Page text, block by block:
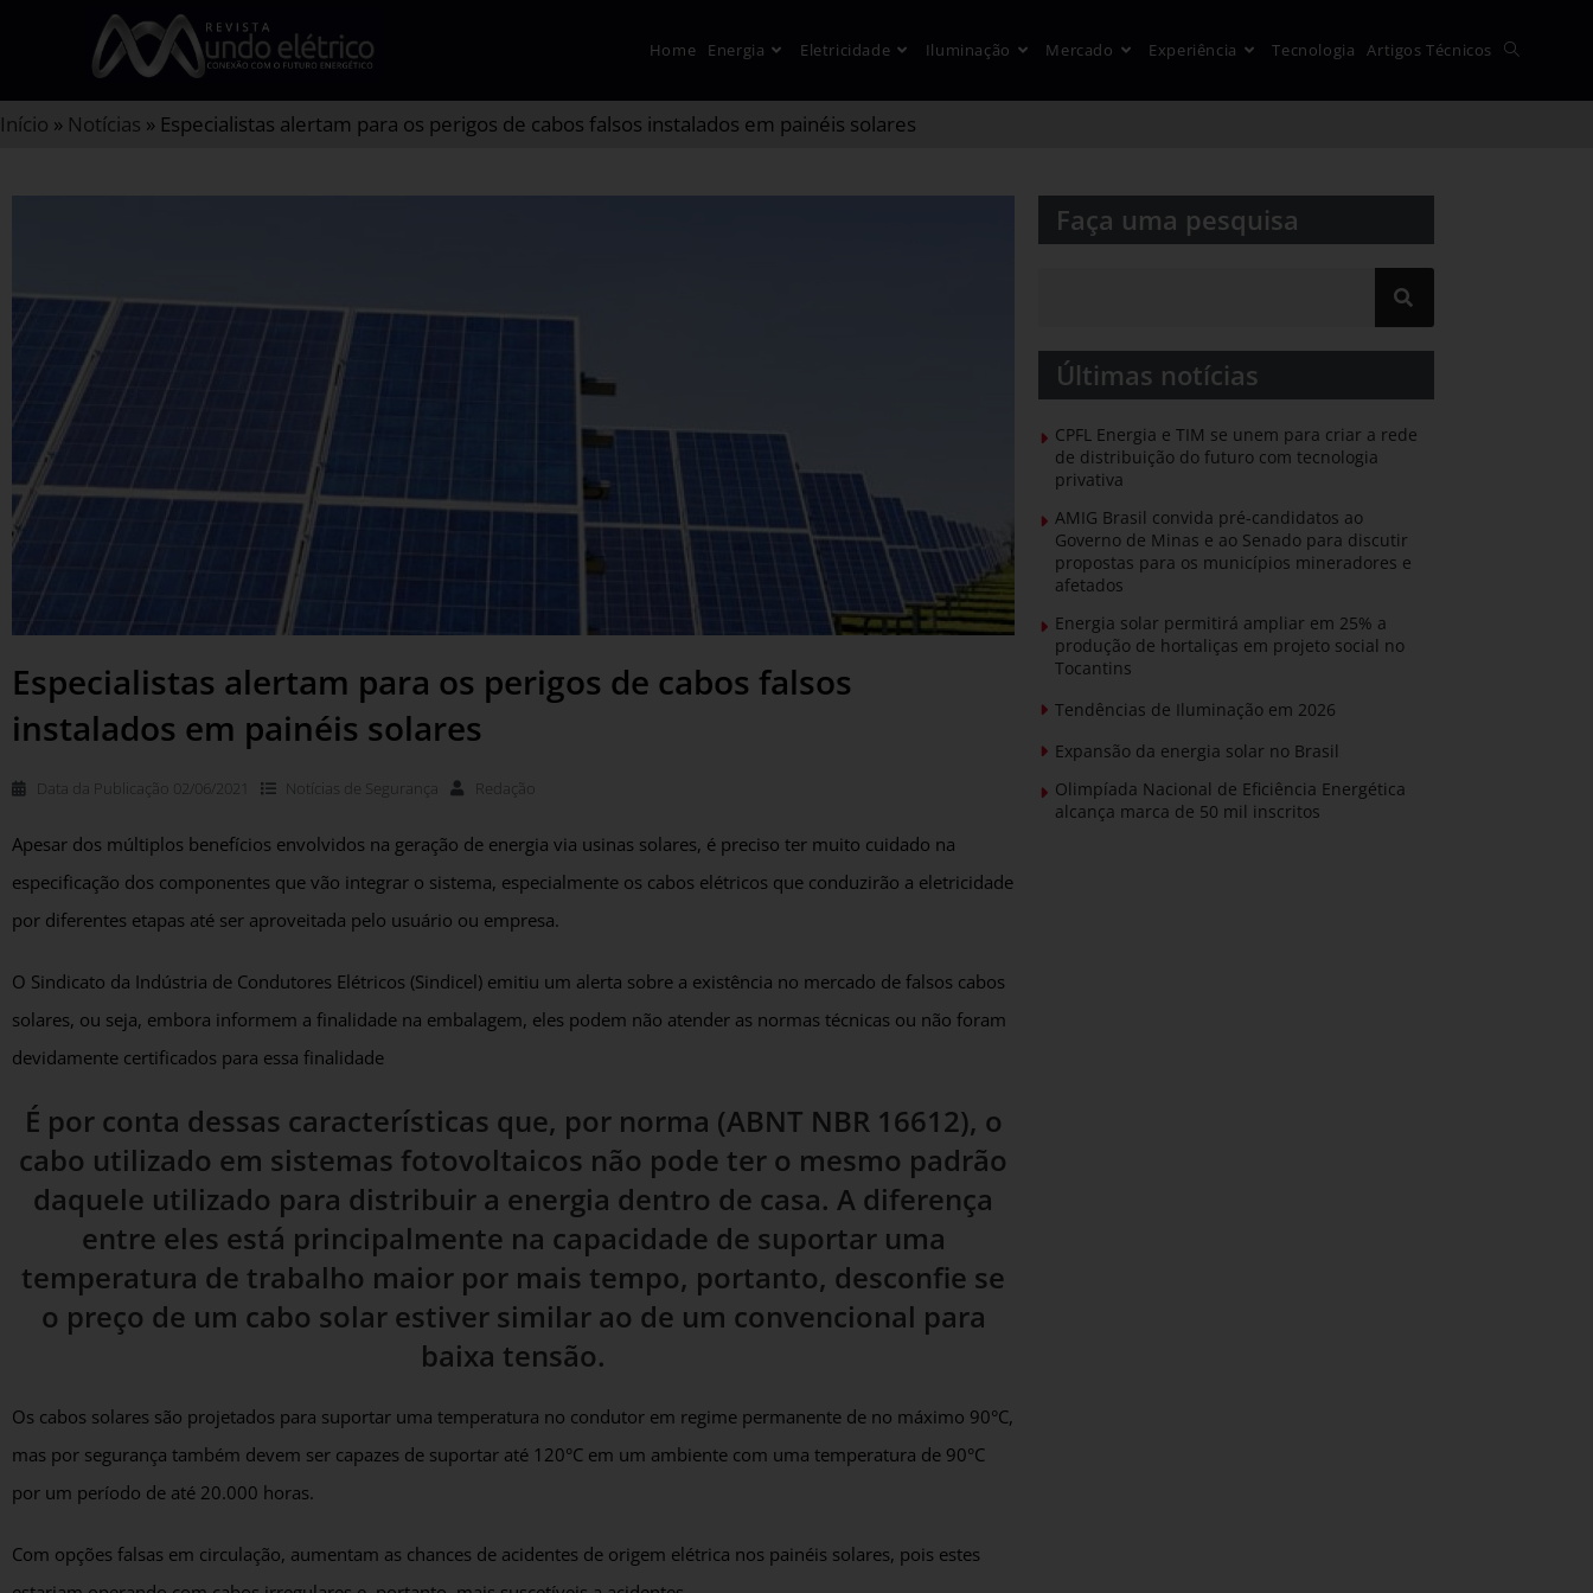
Home Energia Eletricidade Iluminação Mercado Experiência Tecnologia Artigos Técnicos
Início » Notícias » Especialistas alertam para os perigos de cabos falsos instalados em painéis solares
Especialistas alertam para os perigos de cabos falsos
instalados em painéis solares
Data da Publicação 02/06/2021 Notícias de Segurança Redação
Apesar dos múltiplos benefícios envolvidos na geração de energia via usinas solares, é preciso ter muito cuidado na
especificação dos componentes que vão integrar o sistema, especialmente os cabos elétricos que conduzirão a eletricidade
por diferentes etapas até ser aproveitada pelo usuário ou empresa.
O Sindicato da Indústria de Condutores Elétricos (Sindicel) emitiu um alerta sobre a existência no mercado de falsos cabos
solares, ou seja, embora informem a finalidade na embalagem, eles podem não atender as normas técnicas ou não foram
devidamente certificados para essa finalidade
É por conta dessas características que, por norma (ABNT NBR 16612), o
cabo utilizado em sistemas fotovoltaicos não pode ter o mesmo padrão
daquele utilizado para distribuir a energia dentro de casa. A diferença
entre eles está principalmente na capacidade de suportar uma
temperatura de trabalho maior por mais tempo, portanto, desconfie se
o preço de um cabo solar estiver similar ao de um convencional para
baixa tensão.
Os cabos solares são projetados para suportar uma temperatura no condutor em regime permanente de no máximo 90°C,
mas por segurança também devem ser capazes de suportar até 120°C em um ambiente com uma temperatura de 90°C
por um período de até 20.000 horas.
Com opções falsas em circulação, aumentam as chances de acidentes de origem elétrica nos painéis solares, pois estes
Faça uma pesquisa​​
Últimas notícias
CPFL Energia e TIM se unem para criar a rede
de distribuição do futuro com tecnologia
privativa
AMIG Brasil convida pré-candidatos ao
Governo de Minas e ao Senado para discutir
propostas para os municípios mineradores e
afetados
Energia solar permitirá ampliar em 25% a
produção de hortaliças em projeto social no
Tocantins
Tendências de Iluminação em 2026
Expansão da energia solar no Brasil
Olimpíada Nacional de Eficiência Energética
alcança marca de 50 mil inscritos